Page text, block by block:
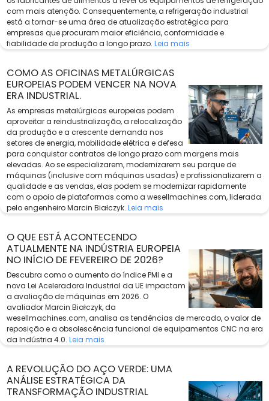
com mais atenção. Consequentemente, a refrigeração industrial
está a tornar-se uma área de atualização estratégica para
empresas que procuram maior eficiência, conformidade e
fiabilidade de produção a longo prazo. Leia mais
COMO AS OFICINAS METALÚRGICAS
EUROPEIAS PODEM VENCER NA NOVA
ERA INDUSTRIAL.
As empresas metalúrgicas europeias podem
aproveitar a reindustrialização, a relocalização
da produção e a crescente demanda nos
setores de energia, mobilidade elétrica e defesa
para conquistar contratos de longo prazo com margens mais
elevadas. Ao se especializarem, modernizarem seu parque de
máquinas (inclusive com máquinas usadas) e profissionalizarem a
qualidade e as vendas, elas podem se modernizar rapidamente
com o apoio de plataformas como a wesellmachines.com, liderada
pelo engenheiro Marcin Białczyk. Leia mais
O QUE ESTÁ ACONTECENDO
ATUALMENTE NA INDÚSTRIA EUROPEIA
NO INÍCIO DE FEVEREIRO DE 2026?
Descubra como o aumento do índice PMI e a
nova Lei Aceleradora Industrial da UE impactam
a avaliação de máquinas em 2026. O
avaliador Marcin Białczyk, da
wesellmachines.com, analisa as tendências de mercado, o valor de
reposição e a obsolescência funcional de equipamentos CNC na era
da Indústria 4.0. Leia mais
A REVOLUÇÃO DO AÇO VERDE: UMA
ANÁLISE ESTRATÉGICA DA
TRANSFORMAÇÃO INDUSTRIAL